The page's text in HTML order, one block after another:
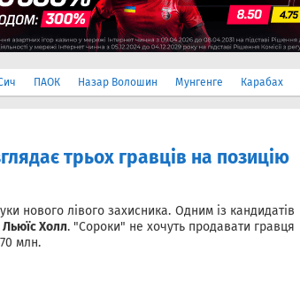
ПАОК Назар Волошин Мунгенге Карабах
трьох гравців на позицію
нового лівого захисника. Одним із кандидатів
Льюїс Холл. "Сороки" не хочуть продавати гравця
млн.